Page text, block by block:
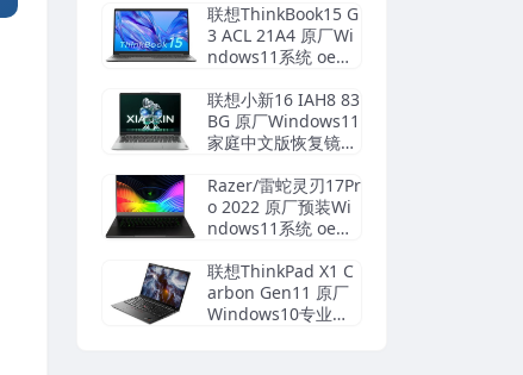
载
联想ThinkBook15 G
3 ACL 21A4 原厂Wi
ndows11系统 oem
联想小新16 IAH8 83
BG 原厂Windows11
家庭中文版恢复镜像
Razer/雷蛇灵刃17Pr
o 2022 原厂预装Wi
ndows11系统 oem
联想ThinkPad X1 C
arbon Gen11 原厂
Windows10专业版